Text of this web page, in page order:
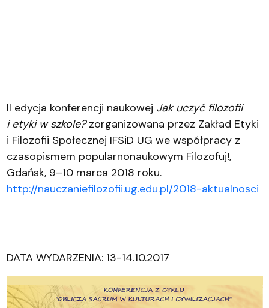
II edycja konferencji naukowej Jak uczyć filozofii
i etyki w szkole?zorganizowana przez Zakład Etyki
i Filozofii Społecznej IFSiD UG we współpracy z
czasopismem popularnonaukowym Filozofuj!,
Gdańsk, 9–10 marca 2018 roku.
http://nauczaniefilozofii.ug.edu.pl/2018-aktualnosci
DATA WYDARZENIA: 13-14.10.2017